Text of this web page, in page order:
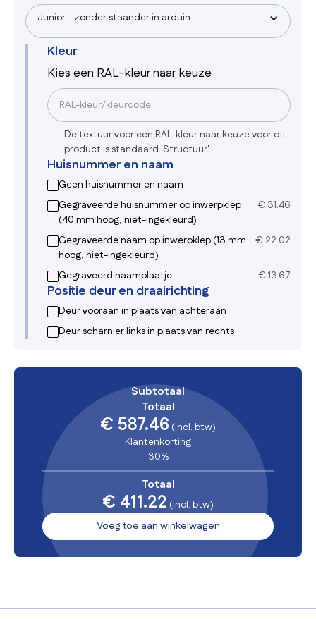
Junior - zonder staander in arduin
Kleur
Kies een RAL-kleur naar keuze
De textuur voor een RAL-kleur naar keuze voor dit
product is standaard 'Structuur'.
Huisnummer en naam
Geen huisnummer en naam
Gegraveerde huisnummer op inwerpklep
(40 mm hoog, niet-ingekleurd)
€ 31.46
Gegraveerde naam op inwerpklep (13 mm
hoog, niet-ingekleurd)
€ 22.02
Gegraveerd naamplaatje €13.67
Positie deur en draairichting
Deur vooraan in plaats van achteraan
Deur scharnier links in plaats van rechts
Subtotaal
Totaal
€ 587.46 (incl. btw)
Klantenkorting
30%
Totaal
€ 411.22 (incl. btw)
Voeg toe aan winkelwagen